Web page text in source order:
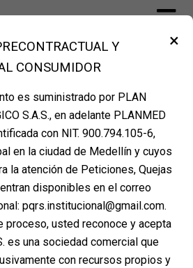
Plástica Medellín
de que estás
tu cirugía (y no
ver con dinero)
onenero 21, 2026
×
Y
CONSUMIDOR
es suministrado por PLAN
S.A.S., en adelante PLANMED
con NIT. 900.794.105-6,
en la ciudad de Medellín y cuyos
la atención de Peticiones, Quejas
disponibles en el correo
pqrs.institucional@gmail.com.
proceso, usted reconoce y acepta
es una sociedad comercial que
con recursos propios y